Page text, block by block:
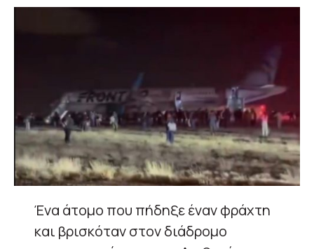
Ένα άτομο που πήδηξε έναν φράχτη
και βρισκόταν στον διάδρομο